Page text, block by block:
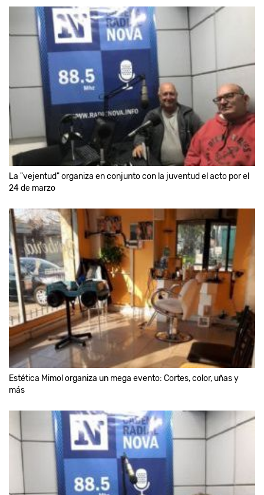
La "vejentud" organiza en conjunto con la juventud el acto por el
24 de marzo
Estética Mimol organiza un mega evento: Cortes, color, uñas y
más